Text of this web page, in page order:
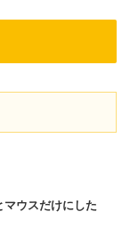
マウスだけにした